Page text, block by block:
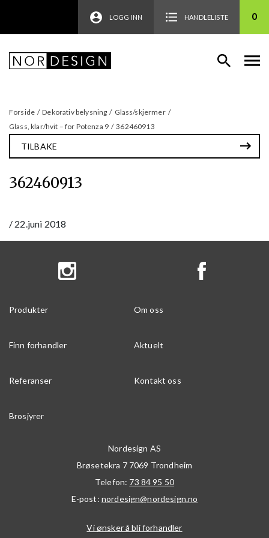
LOGG INN HANDLELISTE 0
Forside / Dekorativ belysning / Glass/skjermer /
Glass, klar/hvit – for Potenza 9 / 362460913
TILBAKE
362460913
/ 22.juni 2018
Produkter Om oss
Finn forhandler Aktuelt
Referanser Kontakt oss
Brosjyrer
Nordesign AS
Brøsetekra 7 7069 Trondheim
Telefon: 73 84 95 50
E-post: nordesign@nordesign.no
Vi ønsker å bli forhandler